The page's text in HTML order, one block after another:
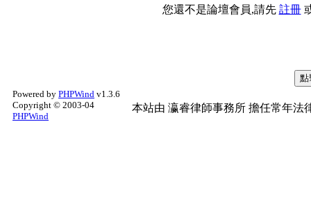
您還不是論壇會員,請先 註冊
Powered by PHPWind v1.3.6
Copyright © 2003-04
PHPWind
本站由 瀛睿律師事務所 擔任常年法